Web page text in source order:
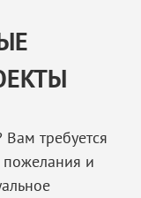
требуется
и